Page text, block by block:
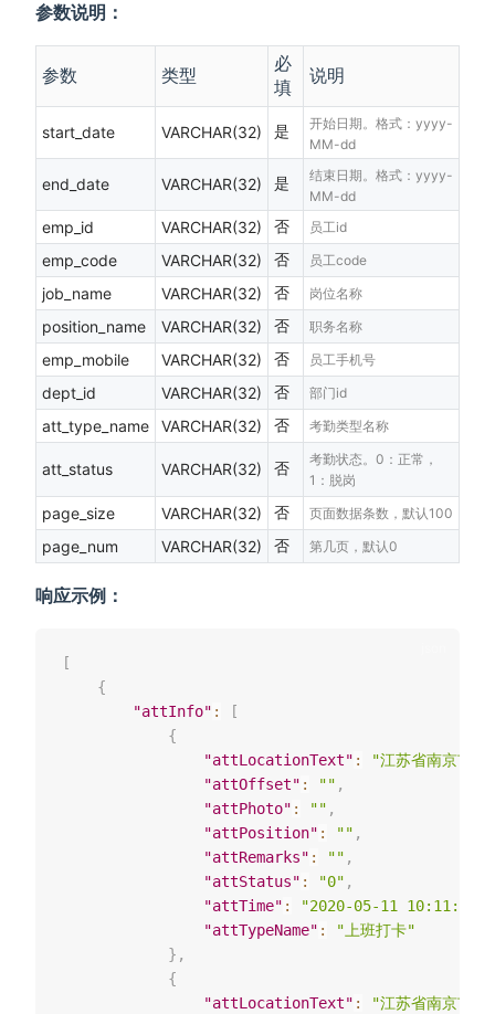
参数说明：
参数 类型
必
填
说明
start_date VARCHAR(32) 是
开始日期。格式：yyyy-
MM-dd
end_date VARCHAR(32) 是
结束日期。格式：yyyy-
MM-dd
emp_id VARCHAR(32) 否 员工id
emp_code VARCHAR(32) 否 员工code
job_name VARCHAR(32) 否 岗位名称
position_name VARCHAR(32) 否 职务名称
emp_mobile VARCHAR(32) 否 员工手机号
dept_id VARCHAR(32) 否 部门id
att_type_name VARCHAR(32) 否 考勤类型名称
att_status VARCHAR(32) 否
考勤状态。0：正常，
1：脱岗
page_size VARCHAR(32) 否 页面数据条数，默认100
page_num VARCHAR(32) 否 第几页，默认0
响应示例：
[
{
"attInfo" :
[
{
"attLocationText" :
"江苏省南京市建
"attOffset" : "" ,
"attPhoto" : "" ,
"attPosition" : "" ,
"attRemarks" : "" ,
"attStatus" : "0" ,
"attTime" : "2020-05-11 10:11:04"
"attTypeName" :
"上班打卡"
} ,
{
"attLocationText" :
"江苏省南京市建